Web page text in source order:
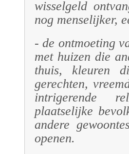
wisselgeld
nog menselijker,
- de ontmoeting
met huizen die
thuis, kleuren
gerechten,
intrigerende
plaatselijke
andere
openen.